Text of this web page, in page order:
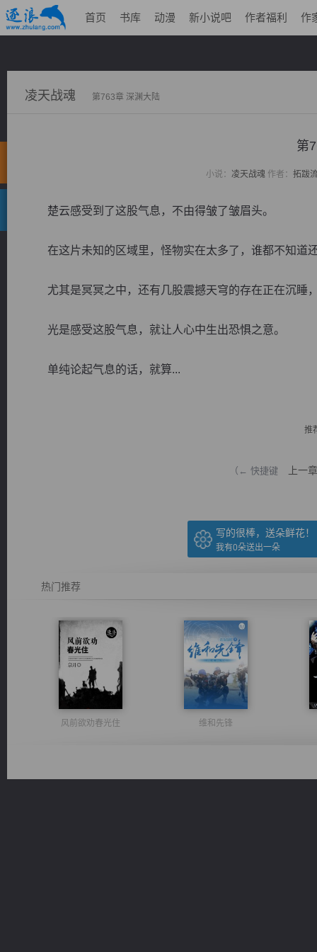
首页 书库 动漫 新小说吧 作者福利 作
凌天战魂 第763章 深渊大陆
第
小说： 凌天战魂作者： 拓跋
楚云感受到了这股气息，不由得皱了皱眉头。
在这片未知的区域里，怪物实在太多了，谁都不知道
尤其是冥冥之中，还有几股震撼天穹的存在正在沉睡
光是感受这股气息，就让人心中生出恐惧之意。
单纯论起气息的话，就算...
推
（← 快捷键 上一章
写的很棒，送朵鲜花！
我有0朵送出一朵
热门推荐
风前欲劝春光住 维和先锋